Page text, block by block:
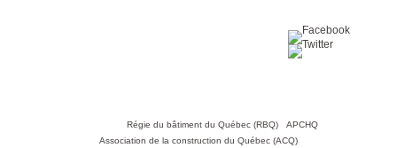
Régie du bâtiment du Québec (RBQ)• APCHQ•
Association de la construction du Québec (ACQ)